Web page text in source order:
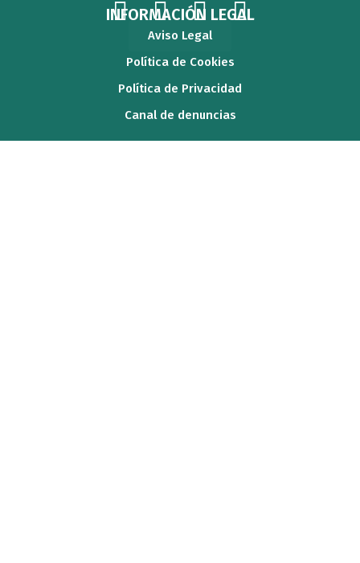
F
c
e
b
o
T
w
i
t
t
e
Y
o
u
t
u
b
I
t
g
INFORMACIÓN LEGAL
Aviso Legal
Política de Cookies
Política de Privacidad
Canal de denuncias